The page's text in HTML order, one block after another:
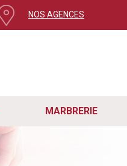
NOS AGENCES
MARBRERIE
à jour votre
de votre navigateur n’est pas à
:
sa dernière version disponible.
Vous pouvez également quitter la
d'utiliser le formulaire sans
à nous contacter directement à